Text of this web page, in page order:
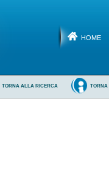
HOME
TORNA
TORNA ALLA RICERCA